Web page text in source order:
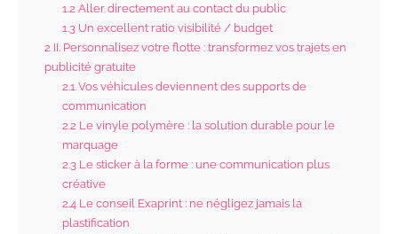
1.2Aller directement au contact du public
1.3Un excellent ratio visibilité / budget
2 II. Personnalisez votre flotte : transformez vos trajets en
publicité gratuite
2.1Vos véhicules deviennent des supports de
communication
2.2Le vinyle polymère : la solution durable pour le
marquage
2.3Le sticker à la forme : une communication plus
créative
2.4Le conseil Exaprint : ne négligez jamais la
plastification